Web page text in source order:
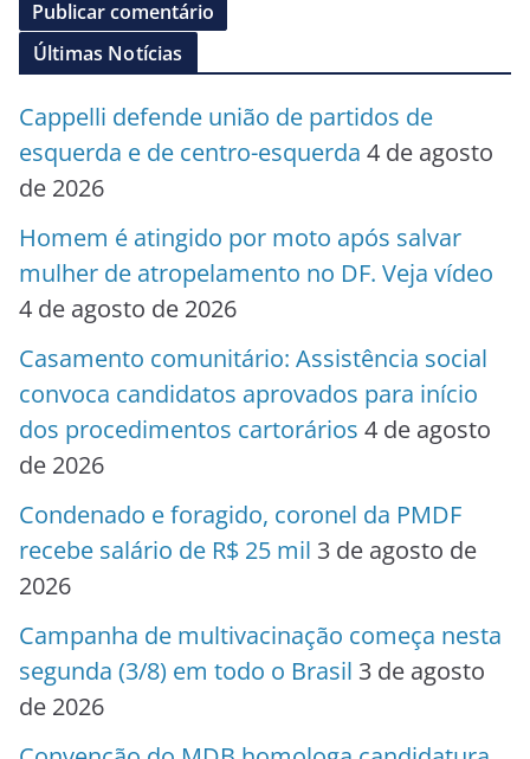
Últimas Notícias
Cappelli defende união de partidos de
esquerda e de centro-esquerda 4 de agosto
de 2026
Homem é atingido por moto após salvar
mulher de atropelamento no DF. Veja vídeo
4 de agosto de 2026
Casamento comunitário: Assistência social
convoca candidatos aprovados para início
dos procedimentos cartorários 4 de agosto
de 2026
Condenado e foragido, coronel da PMDF
recebe salário de R$ 25 mil 3 de agosto de
2026
Campanha de multivacinação começa nesta
segunda (3/8) em todo o Brasil 3 de agosto
de 2026